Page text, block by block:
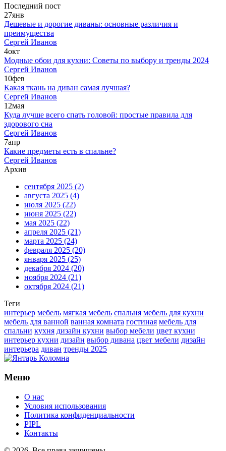
Последний пост
27янв
Дешевые и дорогие диваны: основные различия и
преимущества
Сергей Иванов
4окт
Модные обои для кухни: Советы по выбору и тренды 2024
Сергей Иванов
10фев
Какая ткань на диван самая лучшая?
Сергей Иванов
12мая
Куда лучше всего спать головой: простые правила для
здорового сна
Сергей Иванов
7апр
Какие предметы есть в спальне?
Сергей Иванов
Архив
сентября 2025 (2)
августа 2025 (4)
июля 2025 (22)
июня 2025 (22)
мая 2025 (22)
апреля 2025 (21)
марта 2025 (24)
февраля 2025 (20)
января 2025 (25)
декабря 2024 (20)
ноября 2024 (21)
октября 2024 (21)
Теги
интерьер мебель мягкая мебель спальня мебель для кухни
мебель для ванной ванная комната гостиная мебель для
спальни кухня дизайн кухни выбор мебели цвет кухни
интерьер кухни дизайн выбор дивана цвет мебели дизайн
интерьера диван тренды 2025
Меню
О нас
Условия использования
Политика конфиденциальности
PIPL
Контакты